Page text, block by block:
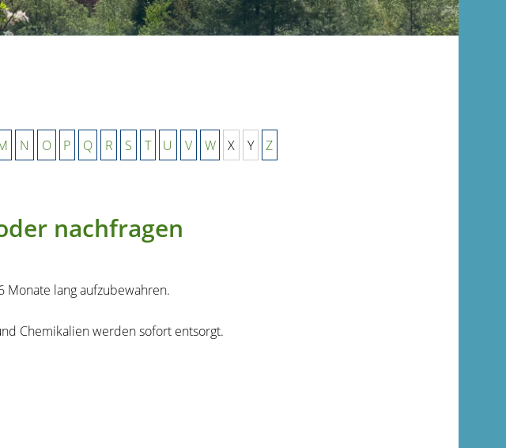
N O P Q R S T U V W X Y Z
nachfragen
Monate lang aufzubewahren.
Chemikalien werden sofort entsorgt.